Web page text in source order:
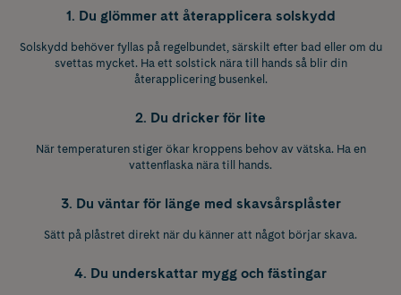
1. Du glömmer att återapplicera solskydd
Solskydd behöver fyllas på regelbundet, särskilt efter bad eller om du
svettas mycket. Ha ett solstick nära till hands så blir din
återapplicering busenkel.
2. Du dricker för lite
När temperaturen stiger ökar kroppens behov av vätska. Ha en
vattenflaska nära till hands.
3. Du väntar för länge med skavsårsplåster
Sätt på plåstret direkt när du känner att något börjar skava.
4. Du underskattar mygg och fästingar